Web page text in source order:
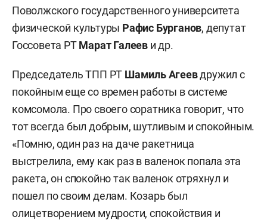
Поволжского государственного университета
физической культуры Рафис Бурганов, депутат
Госсовета РТМарат Галеев и др.
Председатель ТПП РТ Шамиль Агеевдружил с
покойным еще со времен работы в системе
комсомола. Про своего соратника говорит, что
тот всегда был добрым, шутливым и спокойным.
«Помню, один раз на даче ракетница
выстрелила, ему как раз в валенок попала эта
ракета, он спокойно так валенок отряхнул и
пошел по своим делам. Козарь был
олицетворением мудрости, спокойствия и